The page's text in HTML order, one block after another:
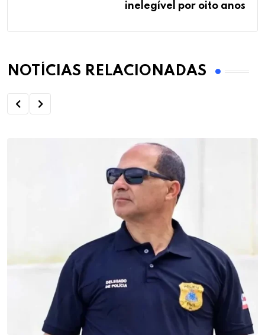
inelegível por oito anos
NOTÍCIAS RELACIONADAS